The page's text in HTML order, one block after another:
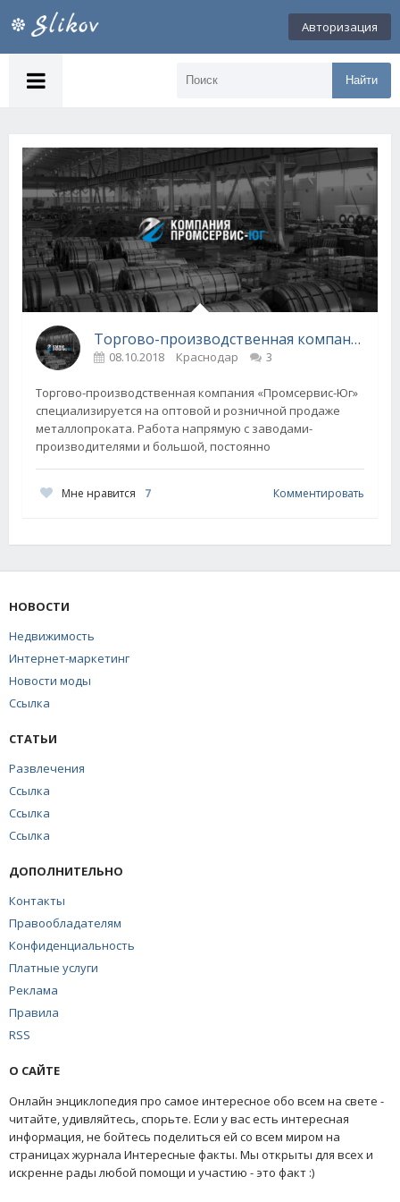
Авторизация
Найти
Торгово-производственная компания «Промсервис-Юг»
08.10.2018 Краснодар 3
Торгово-производственная компания «Промсервис-Юг»
специализируется на оптовой и розничной продаже
металлопроката. Работа напрямую с заводами-
производителями и большой, постоянно
Мне нравится 7 Комментировать
НОВОСТИ
Недвижимость
Интернет-маркетинг
Новости моды
Ссылка
СТАТЬИ
Развлечения
Ссылка
Ссылка
Ссылка
ДОПОЛНИТЕЛЬНО
Контакты
Правообладателям
Конфиденциальность
Платные услуги
Реклама
Правила
RSS
О САЙТЕ
Онлайн энциклопедия про самое интересное обо всем на свете -
читайте, удивляйтесь, спорьте. Если у вас есть интересная
информация, не бойтесь поделиться ей со всем миром на
страницах журнала Интересные факты. Мы открыты для всех и
искренне рады любой помощи и участию - это факт :)